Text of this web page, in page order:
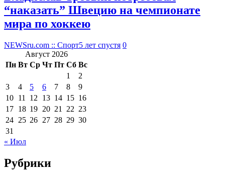
“наказать” Швецию на чемпионате
мира по хоккею
NEWSru.com :: Спорт5 лет спустя 0
Август 2026
Пн Вт Ср Чт Пт Сб Вс
1
2
3
4 5 6 7 8
9
10 11 12 13 14 15 16
17 18 19 20 21 22 23
24 25 26 27 28 29 30
31
« Июл
Рубрики